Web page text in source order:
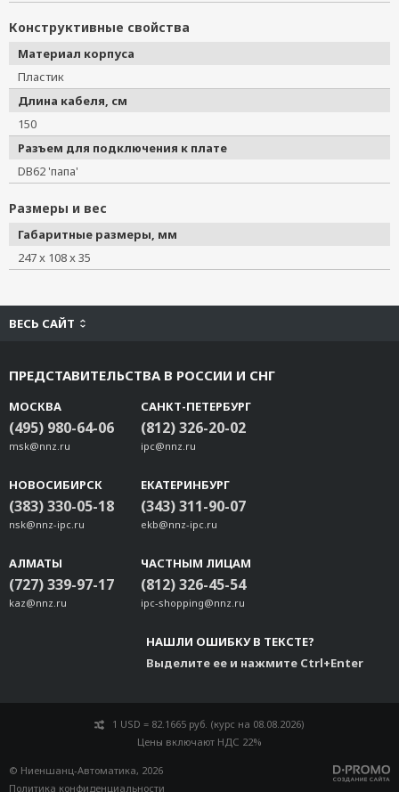
Конструктивные свойства
Материал корпуса
Пластик
Длина кабеля, см
150
Разъем для подключения к плате
DB62 'папа'
Размеры и вес
Габаритные размеры, мм
247 x 108 x 35
ВЕСЬ САЙТ
ПРЕДСТАВИТЕЛЬСТВА В РОССИИ И СНГ
МОСКВА
(495) 980-64-06
msk@nnz.ru
САНКТ-ПЕТЕРБУРГ
(812) 326-20-02
ipc@nnz.ru
НОВОСИБИРСК
(383) 330-05-18
nsk@nnz-ipc.ru
ЕКАТЕРИНБУРГ
(343) 311-90-07
ekb@nnz-ipc.ru
АЛМАТЫ
(727) 339-97-17
kaz@nnz.ru
ЧАСТНЫМ ЛИЦАМ
(812) 326-45-54
ipc-shopping@nnz.ru
НАШЛИ ОШИБКУ В ТЕКСТЕ?
Выделите ее и нажмите Ctrl+Enter
1 USD = 82.1665 руб. (курс на 08.08.2026)
Цены включают НДС 22%
© Ниеншанц-Автоматика, 2026
Политика конфиденциальности